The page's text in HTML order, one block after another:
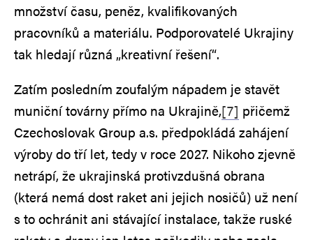
množství času, peněz, kvalifikovaných
pracovníků a materiálu. Podporovatelé Ukrajiny
tak hledají různá „kreativní řešení“.
Zatím posledním zoufalým nápadem je stavět
muniční továrny přímo na Ukrajině,[7] přičemž
Czechoslovak Group a.s. předpokládá zahájení
výroby do tří let, tedy v roce 2027. Nikoho zjevně
netrápí, že ukrajinská protivzdušná obrana
(která nemá dost raket ani jejich nosičů) už není
s to ochránit ani stávající instalace, takže ruské